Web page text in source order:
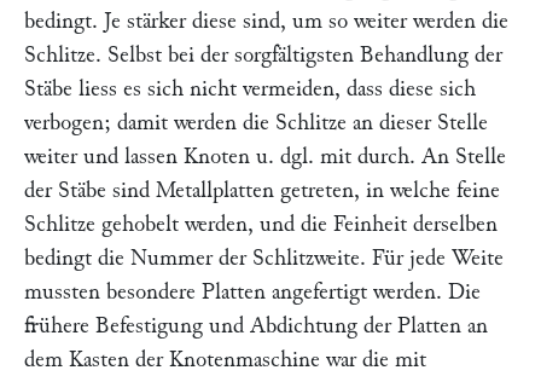
bedingt. Je stärker diese sind, um so weiter werden die
Schlitze. Selbst bei der sorgfältigsten Behandlung der
Stäbe liess es sich nicht vermeiden, dass diese sich
verbogen; damit werden die Schlitze an dieser Stelle
weiter und lassen Knoten u. dgl. mit durch. An Stelle
der Stäbe sind Metallplatten getreten, in welche feine
Schlitze gehobelt werden, und die Feinheit derselben
bedingt die Nummer der Schlitzweite. Für jede Weite
mussten besondere Platten angefertigt werden. Die
frühere Befestigung und Abdichtung der Platten an
dem Kasten der Knotenmaschine war die mit